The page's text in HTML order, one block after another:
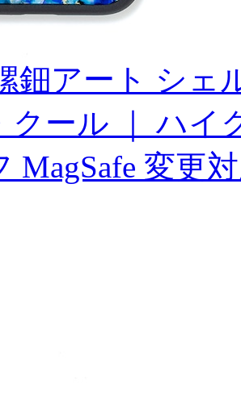
鈿アート シェ
クール ｜ ハイ
MagSafe 変更